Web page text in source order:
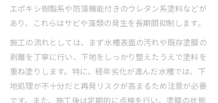
エポキシ樹脂系や防藻機能付きのウレタン系塗料などが
あり、これらはサビや藻類の発生を長期間抑制します。
施工の流れとしては、まず水槽表面の汚れや既存塗膜の
剥離を丁寧に行い、下地をしっかり整えたうえで塗料を
重ね塗りします。特に、経年劣化が進んだ水槽では、下
地処理が不十分だと再発リスクが高まるため注意が必要
です。また、施工後は定期的に点検を行い、塗膜の状態